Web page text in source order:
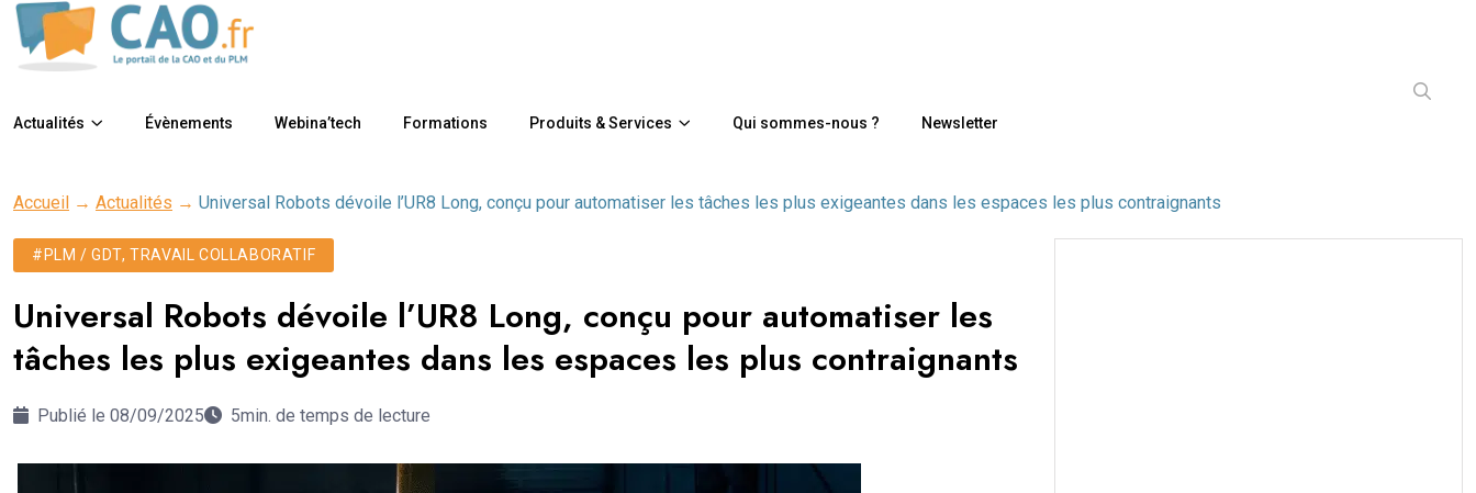
Actualités Évènements Webina’tech Formations Produits & Services Qui sommes-nous ? Newsletter
Accueil → Actualités → Universal Robots dévoile l’UR8 Long, conçu pour automatiser les tâches les plus exigeantes dans les espaces les plus contraignants
#PLM / GDT, TRAVAIL COLLABORATIF
Universal Robots dévoile l’UR8 Long, conçu pour automatiser les
tâches les plus exigeantes dans les espaces les plus contraignants
Publié le 08/09/2025 5min. de temps de lecture